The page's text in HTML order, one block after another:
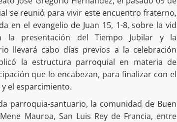
se reunió para vivir este encuentro fraterno,
en el evangelio de Juan 15, 1-8, sobre la vid
la presentación del Tiempo Jubilar y la
llevará cabo días previos a la celebración
la estructura parroquial en materia de
que lo encabezan, para finalizar con el
el esparcimiento.
parroquia-santuario, la comunidad de Buen
Mauroa, San Luis Rey de Francia, entre